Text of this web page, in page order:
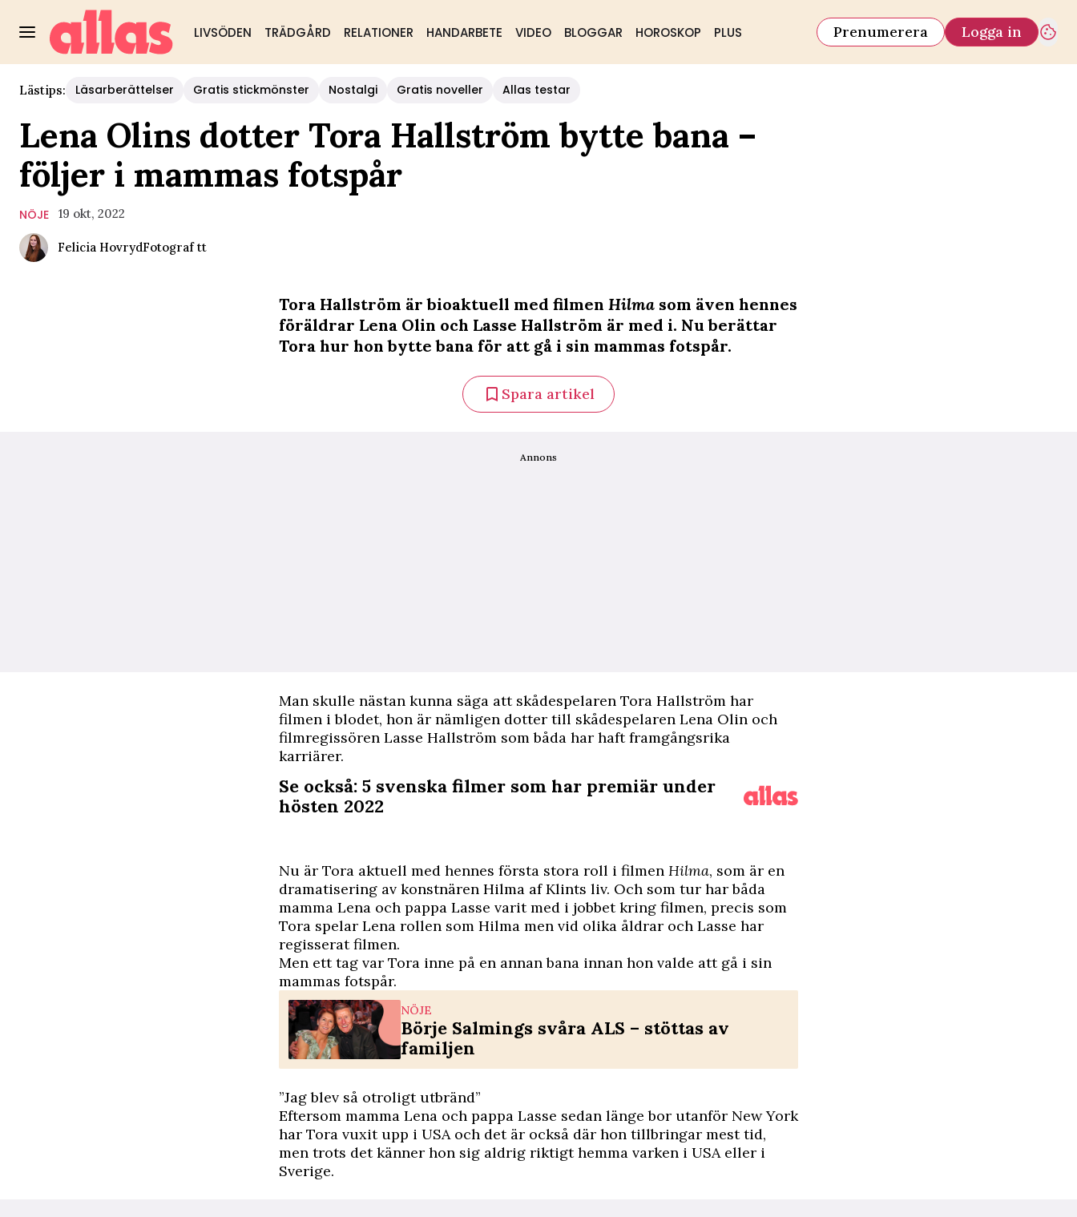
LIVSÖDEN TRÄDGÅRD RELATIONER HANDARBETE VIDEO BLOGGAR HOROSKOP PLUS Prenumerera Logga in
Lästips: Läsarberättelser Gratis stickmönster Nostalgi Gratis noveller Allas testar
Lena Olins dotter Tora Hallström bytte bana –
följer i mammas fotspår
NÖJE 19 okt, 2022
Felicia HovrydFotograf tt
Tora Hallström är bioaktuell med filmen Hilma som även hennes
föräldrar Lena Olin och Lasse Hallström är med i. Nu berättar
Tora hur hon bytte bana för att gå i sin mammas fotspår.
Spara artikel
Annons
Man skulle nästan kunna säga att skådespelaren Tora Hallström har
filmen i blodet, hon är nämligen dotter till skådespelaren Lena Olin och
filmregissören Lasse Hallström som båda har haft framgångsrika
karriärer.
Se också: 5 svenska filmer som har premiär under
hösten 2022
Nu är Tora aktuell med hennes första stora roll i filmen Hilma, som är en
dramatisering av konstnären Hilma af Klints liv. Och som tur har båda
mamma Lena och pappa Lasse varit med i jobbet kring filmen, precis som
Tora spelar Lena rollen som Hilma men vid olika åldrar och Lasse har
regisserat filmen.
Men ett tag var Tora inne på en annan bana innan hon valde att gå i sin
mammas fotspår.
NÖJE
Börje Salmings svåra ALS – stöttas av
familjen
”Jag blev så otroligt utbränd”
Eftersom mamma Lena och pappa Lasse sedan länge bor utanför New York
har Tora vuxit upp i USA och det är också där hon tillbringar mest tid,
men trots det känner hon sig aldrig riktigt hemma varken i USA eller i
Sverige.